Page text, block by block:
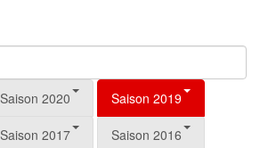
Saison 2020 Saison 2019
Saison 2017 Saison 2016